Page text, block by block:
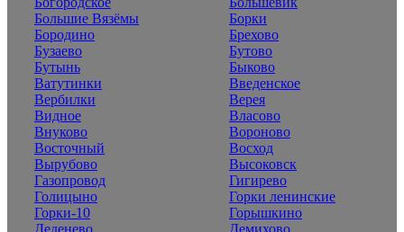
Большие Вязёмы
Борки
Бородино
Брехово
Бузаево
Бутово
Бутынь
Быково
Ватутинки
Введенское
Вербилки
Верея
Видное
Власово
Внуково
Вороново
Восточный
Восход
Вырубово
Высоковск
Газопровод
Гигирево
Голицыно
Горки ленинские
Горки-10
Горышкино
Деденево
Демихово